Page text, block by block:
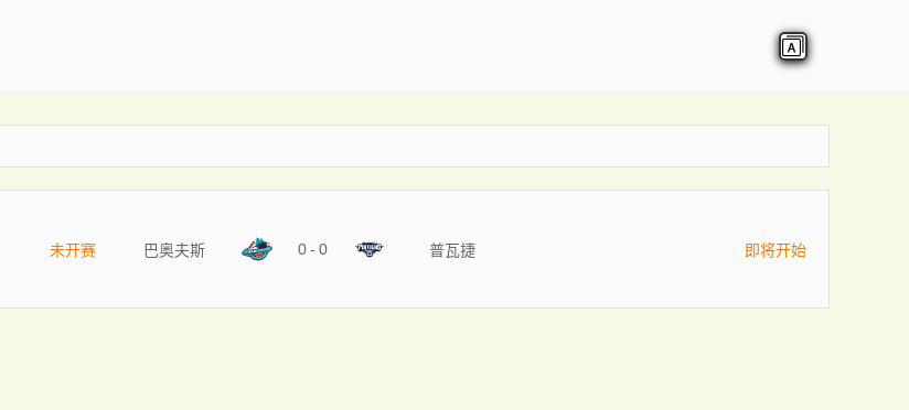
未开赛 巴奥夫斯 0 - 0 普瓦捷 即将开始